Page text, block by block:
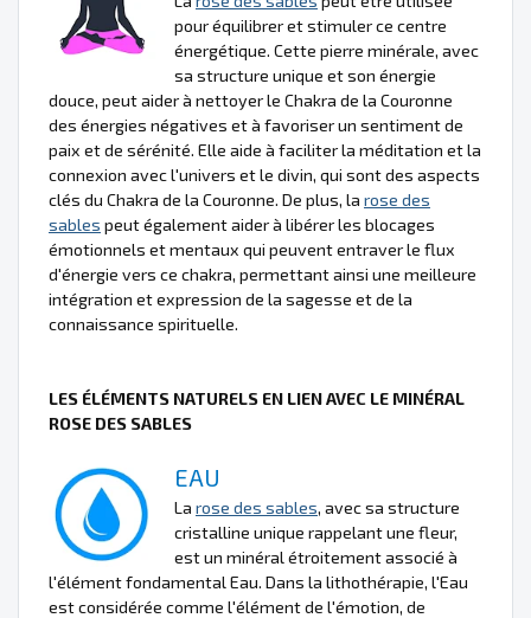
pour équilibrer et stimuler ce centre
énergétique. Cette pierre minérale, avec
sa structure unique et son énergie
douce, peut aider à nettoyer le Chakra de la Couronne
des énergies négatives et à favoriser un sentiment de
paix et de sérénité. Elle aide à faciliter la méditation et la
connexion avec l'univers et le divin, qui sont des aspects
clés du Chakra de la Couronne. De plus, la rose des
sables peut également aider à libérer les blocages
émotionnels et mentaux qui peuvent entraver le flux
d'énergie vers ce chakra, permettant ainsi une meilleure
intégration et expression de la sagesse et de la
connaissance spirituelle.
LES ÉLÉMENTS NATURELS EN LIEN AVEC LE MINÉRAL
ROSE DES SABLES
EAU
La rose des sables, avec sa structure
cristalline unique rappelant une fleur,
est un minéral étroitement associé à
l'élément fondamental Eau. Dans la lithothérapie, l'Eau
est considérée comme l'élément de l'émotion, de